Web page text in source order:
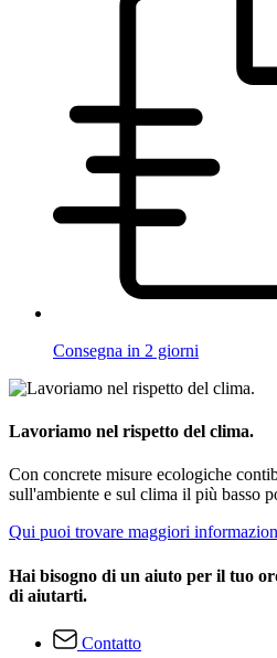
Consegna in 2 giorni
Lavoriamo nel rispetto del clima.
Con concrete misure ecologiche
sull'ambiente e sul clima il più basso
Qui puoi trovare maggiori
Hai bisogno di un aiuto per il tuo
di aiutarti.
Contatto